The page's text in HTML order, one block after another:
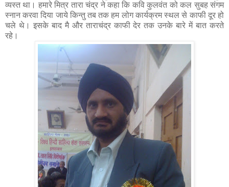
व्‍यस्त था। हमारे मित्र तारा चंद्र ने कहा कि कवि कुलवंत को कल सुबह संगम
स्‍नान करवा दिया जाये किन्‍तु तब तक हम लोग कार्यक्रम स्‍थल से काफी दूर हो
चले थे। इसके बाद मै और ताराचंद्र काफी देर तक उनके बारे में बात करते
रहे।